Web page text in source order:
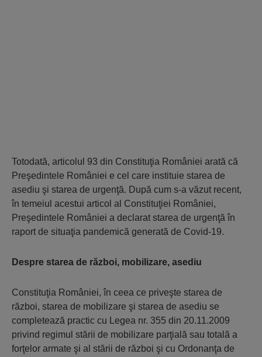
Totodată, articolul 93 din Constituţia României arată că
Preşedintele României e cel care instituie starea de
asediu şi starea de urgenţă. După cum s-a văzut recent,
în temeiul acestui articol al Constituţiei României,
Preşedintele României a declarat starea de urgenţă în
raport de situaţia pandemică generată de Covid-19.
Despre starea de război, mobilizare, asediu
Constituţia României, în ceea ce priveşte starea de
război, starea de mobilizare şi starea de asediu se
completează practic cu Legea nr. 355 din 20.11.2009
privind regimul stării de mobilizare parţială sau totală a
forţelor armate şi al stării de război şi cu Ordonanţa de